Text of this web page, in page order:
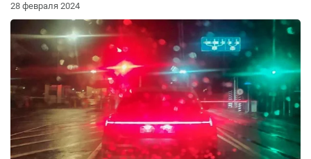
28 февраля 2024